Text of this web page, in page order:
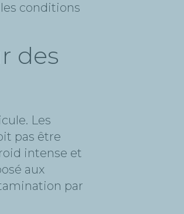
conditions
des
Les
pas être
intense et
aux
par